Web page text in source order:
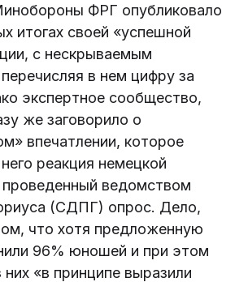
ФРГ опубликовало
итогах своей «успешной
с нескрываемым
в нем цифру за
экспертное сообщество,
же заговорило о
впечатлении, которое
реакция немецкой
ведомством
(СДПГ) опрос. Дело,
что хотя предложенную
96% юношей и при этом
«в принципе выразили